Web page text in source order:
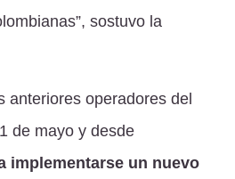
sostuvo la
anteriores operadores del
de mayo y desde
implementarse un nuevo